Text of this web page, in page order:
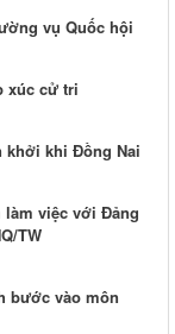
vụ Quốc hội
xúc cử tri
khởi khi Đồng Nai
việc với Đảng
TW
bước vào môn